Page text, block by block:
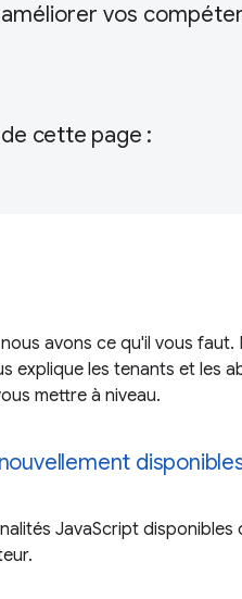
vos
cette page :
avons ce qu'il vous faut.
explique les tenants et les
mettre à niveau.
JavaScript disponibles